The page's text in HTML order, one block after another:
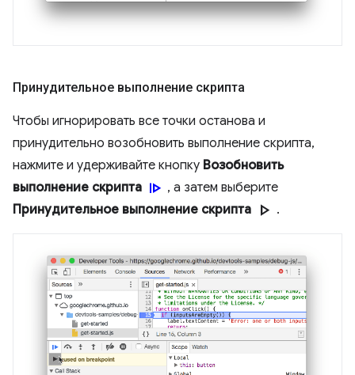
Принудительное выполнение скрипта
Чтобы игнорировать все точки останова и
принудительно возобновить выполнение скрипта,
нажмите и удерживайте кнопку Возобновить
выполнение скрипта resume , а затем выберите
Принудительное выполнение скрипта play_arrow .